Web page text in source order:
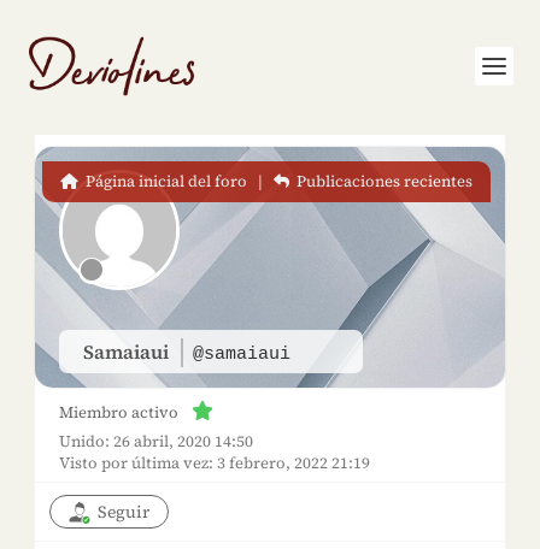
Samaiaui @samaiaui
Página inicial del foro | Publicaciones recientes
Miembro activo
Unido: 26 abril, 2020 14:50
Visto por última vez: 3 febrero, 2022 21:19
Seguir